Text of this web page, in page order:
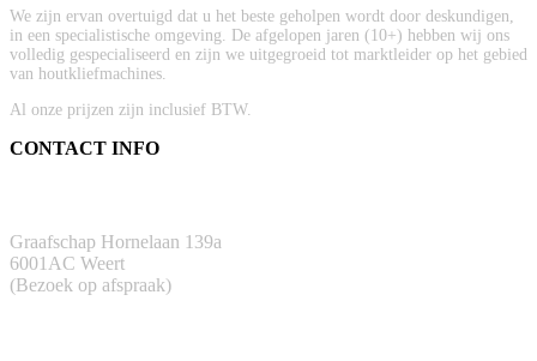
We zijn ervan overtuigd dat u het beste geholpen wordt door deskundigen,
in een specialistische omgeving. De afgelopen jaren (10+) hebben wij ons
volledig gespecialiseerd en zijn we uitgegroeid tot marktleider op het gebied
van houtkliefmachines.
Al onze prijzen zijn inclusief BTW.
CONTACT INFO
Graafschap Hornelaan 139a
6001AC Weert
(Bezoek op afspraak)